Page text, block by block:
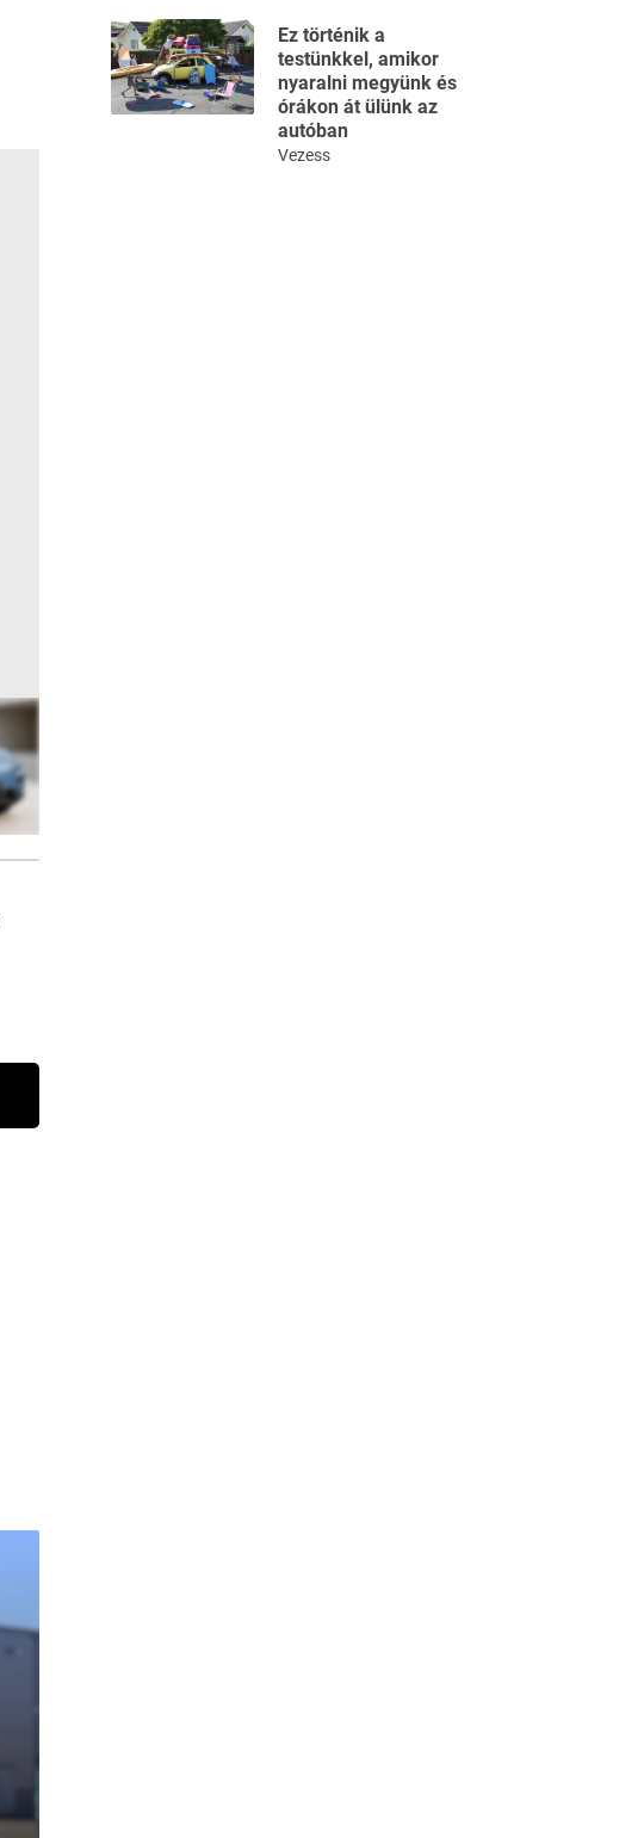
Ez történik a
testünkkel, amikor
nyaralni megyünk és
órákon át ülünk az
autóban
Vezess